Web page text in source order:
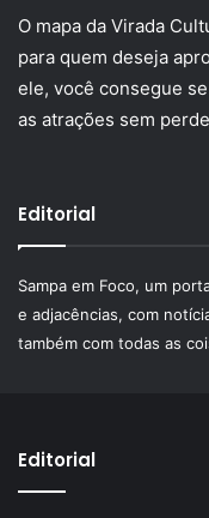
O mapa da Virada
para quem deseja
ele, você consegue
as atrações sem
Editorial
Sampa em Foco, um
e adjacências, com
também com todas as
Editorial